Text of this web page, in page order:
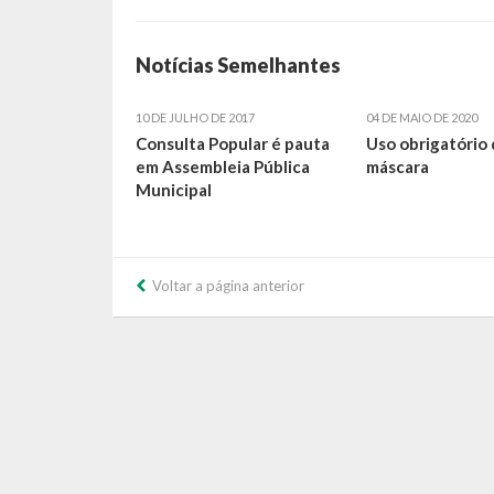
Notícias Semelhantes
10 DE JULHO DE 2017
Consulta Popular é pauta
em Assembleia Pública
Municipal
04 DE MAIO DE 2020
Uso obrigatório
máscara
Voltar a página anterior